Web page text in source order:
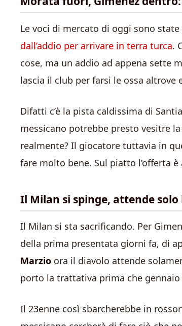
Le voci di mercato di oggi sono
dall’addio per arrivare in terra turca.
cose, ma un addio ad appena sette
lascia il club per farsi le ossa altrove
Difatti c’è la pista caldissima di
messicano potrebbe presto vesitre
realmente? Il giocatore tuttavia in
fare molto bene. Sul piatto l’offerta
Il Milan si spinge, attende
Il Milan si sta sacrificando. Per
della prima presentata giorni fa, di
Marzio ora il diavolo attende
porto la trattativa prima che
Il 23enne così sbarcherebbe in